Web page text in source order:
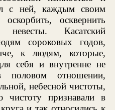
с ней, каждым своим
осквернить
невесты. Касатский
сороковых годов,
к людям, которые,
себя и внутренне не
половом отношении,
небесной чистоты,
признавали в